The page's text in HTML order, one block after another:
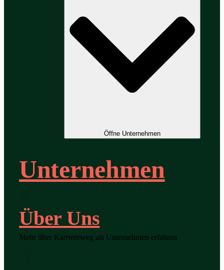
Öffne Unternehmen
Unternehmen
Über Uns
Mehr über Karriereweg als Unternehmen erfahren